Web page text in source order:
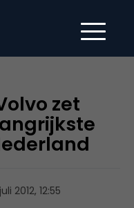
zet
2012, 12:55